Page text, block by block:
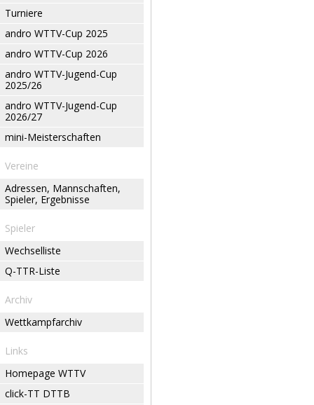
Turniere
andro WTTV-Cup 2025
andro WTTV-Cup 2026
andro WTTV-Jugend-Cup
2025/26
andro WTTV-Jugend-Cup
2026/27
mini-Meisterschaften
Vereine
Adressen, Mannschaften,
Spieler, Ergebnisse
Spieler
Wechselliste
Q-TTR-Liste
Archiv
Wettkampfarchiv
Links
Homepage WTTV
click-TT DTTB